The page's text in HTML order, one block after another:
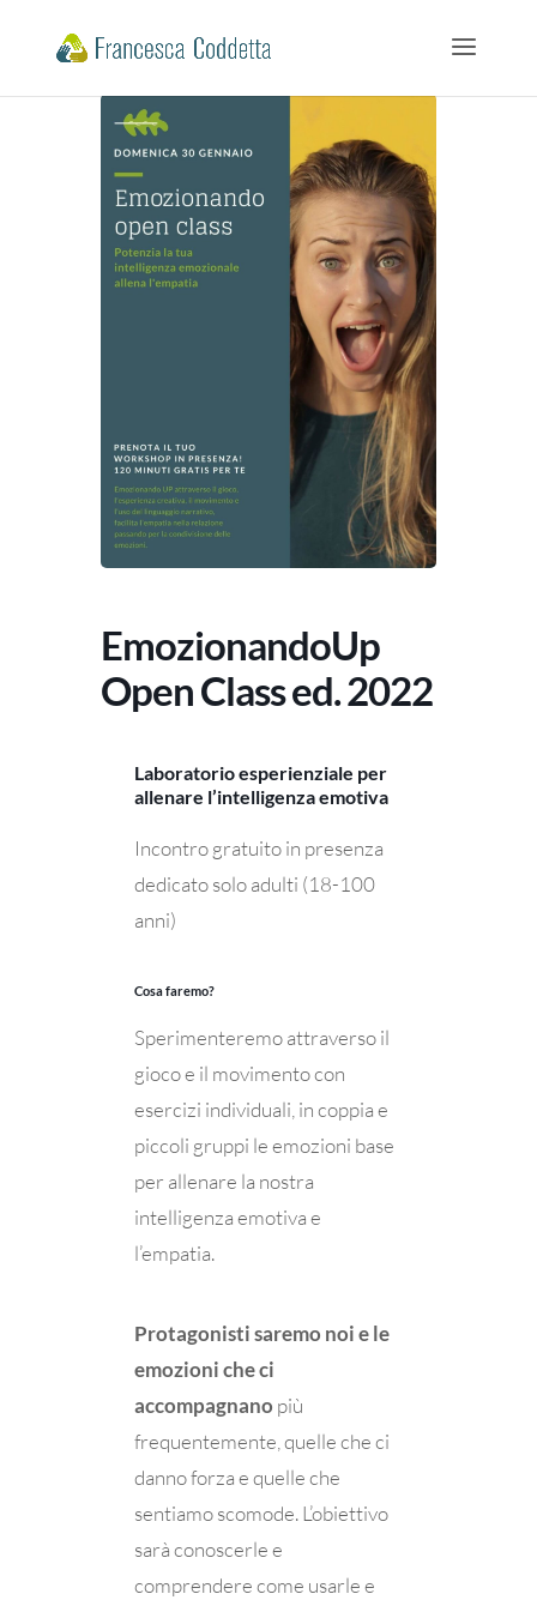
EmozionandoUp
Open Class ed. 2022
Laboratorio esperienziale per
allenare l’intelligenza emotiva
Incontro gratuito in presenza
dedicato solo adulti (18-100
anni)
Cosa faremo?
Sperimenteremo attraverso il
gioco e il movimento con
esercizi individuali, in coppia e
piccoli gruppi le emozioni base
per allenare la nostra
intelligenza emotiva e
l’empatia.
Protagonisti saremo noi e le
emozioni che ci
accompagnano più
frequentemente, quelle che ci
danno forza e quelle che
sentiamo scomode. L’obiettivo
sarà conoscerle e
comprendere come usarle e